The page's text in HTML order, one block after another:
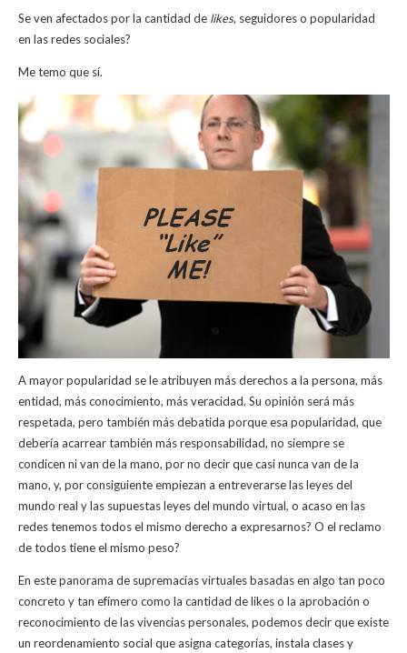
Se ven afectados por la cantidad de likes, seguidores o popularidad
en las redes sociales?
Me temo que sí.
A mayor popularidad se le atribuyen más derechos a la persona, más
entidad, más conocimiento, más veracidad. Su opinión será más
respetada, pero también más debatida porque esa popularidad, que
debería acarrear también más responsabilidad, no siempre se
condicen ni van de la mano, por no decir que casi nunca van de la
mano, y, por consiguiente empiezan a entreverarse las leyes del
mundo real y las supuestas leyes del mundo virtual, o acaso en las
redes tenemos todos el mismo derecho a expresarnos? O el reclamo
de todos tiene el mismo peso?
En este panorama de supremacías virtuales basadas en algo tan poco
concreto y tan efímero como la cantidad de likes o la aprobación o
reconocimiento de las vivencias personales, podemos decir que existe
un reordenamiento social que asigna categorías, instala clases y